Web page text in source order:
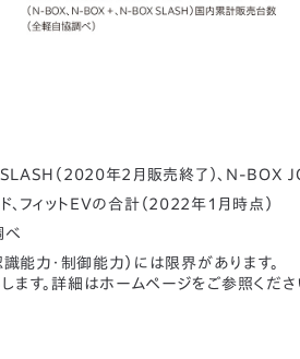
（2020年2月販売終了）、N-BOX
ド、フィットEVの合計（2022年1月時点）
べ
力・制御能力）には限界があります。
す。詳細はホームページをご参照くださ